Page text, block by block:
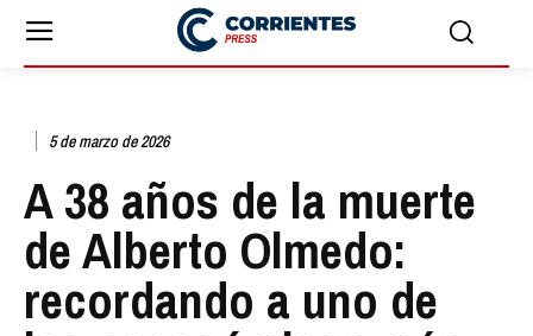
5 de marzo de 2026
A 38 años de la muerte
de Alberto Olmedo:
recordando a uno de